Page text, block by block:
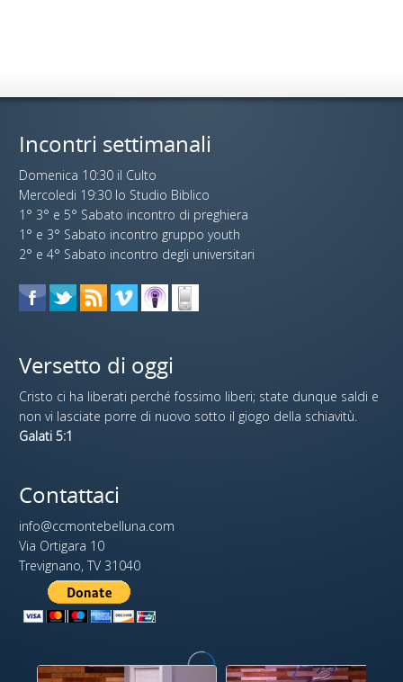
Incontri settimanali
Domenica 10:30 il Culto
Mercoledi 19:30 lo Studio Biblico
1° 3° e 5° Sabato incontro di preghiera
1° e 3° Sabato incontro gruppo youth
2° e 4° Sabato incontro degli universitari
Versetto di oggi
Cristo ci ha liberati perché fossimo liberi; state dunque saldi e
non vi lasciate porre di nuovo sotto il giogo della schiavitù.
Galati 5:1
Contattaci
info@ccmontebelluna.com
Via Ortigara 10
Trevignano, TV 31040